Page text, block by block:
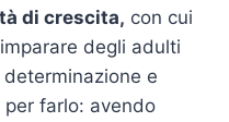
di crescita, con cui
degli adulti
e
farlo: avendo